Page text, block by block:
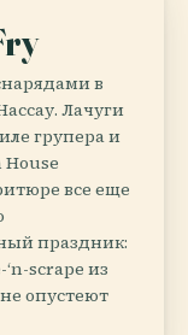
в
Лачуги
групера и
House
все еще
праздник:
scrape из
не опустеют